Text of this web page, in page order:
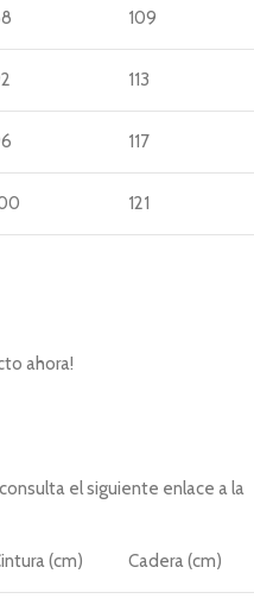
109
113
117
121
ahora!
el siguiente enlace a la
(cm) Cadera (cm)